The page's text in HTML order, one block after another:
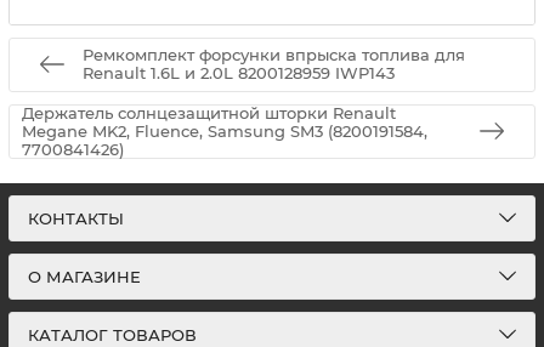
Ремкомплект форсунки впрыска топлива для
Renault 1.6L и 2.0L 8200128959 IWP143
Держатель солнцезащитной шторки Renault
Megane MK2, Fluence, Samsung SM3 (8200191584,
7700841426)
КОНТАКТЫ
О МАГАЗИНЕ
КАТАЛОГ ТОВАРОВ